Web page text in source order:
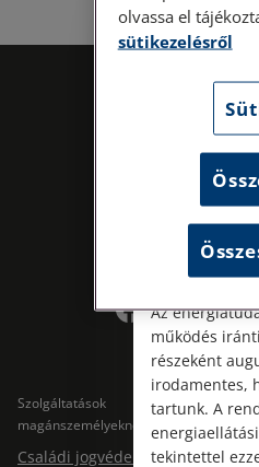
Kövess
Szolgáltatások
magánszemélyeknek
Családi jogvédelem
Tisztelt
történő
szerdai
Címünk:
30/A. 8.
útmutatónk a
menüpont
Az
működés
részeként
irodamentes,
tartunk. A
tekintettel
olvassa el
sütikezelésről